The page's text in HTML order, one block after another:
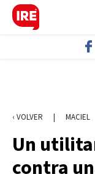
‹ VOLVER | MACIEL
Un
contra